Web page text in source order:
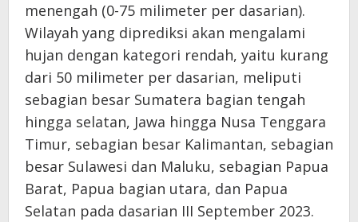
menengah (0-75 milimeter per dasarian).
Wilayah yang diprediksi akan mengalami
hujan dengan kategori rendah, yaitu kurang
dari 50 milimeter per dasarian, meliputi
sebagian besar Sumatera bagian tengah
hingga selatan, Jawa hingga Nusa Tenggara
Timur, sebagian besar Kalimantan, sebagian
besar Sulawesi dan Maluku, sebagian Papua
Barat, Papua bagian utara, dan Papua
Selatan pada dasarian III September 2023.